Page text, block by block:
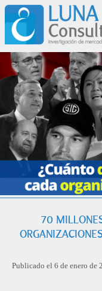
70
Publicado el 6 de enero de